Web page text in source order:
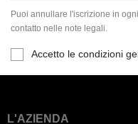
Puoi annullare l'iscrizione in
contatto nelle note legali.
Accetto le condizioni
L'AZIENDA